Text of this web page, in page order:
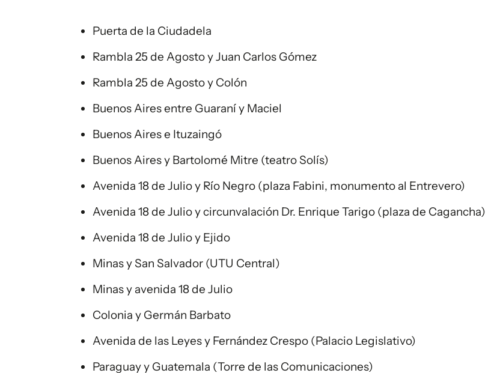
Puerta de la Ciudadela
Rambla 25 de Agosto y Juan Carlos Gómez
Rambla 25 de Agosto y Colón
Buenos Aires entre Guaraní y Maciel
Buenos Aires e Ituzaingó
Buenos Aires y Bartolomé Mitre (teatro Solís)
Avenida 18 de Julio y Río Negro (plaza Fabini, monumento al Entrevero)
Avenida 18 de Julio y circunvalación Dr. Enrique Tarigo (plaza de Cagancha)
Avenida 18 de Julio y Ejido
Minas y San Salvador (UTU Central)
Minas y avenida 18 de Julio
Colonia y Germán Barbato
Avenida de las Leyes y Fernández Crespo (Palacio Legislativo)
Paraguay y Guatemala (Torre de las Comunicaciones)